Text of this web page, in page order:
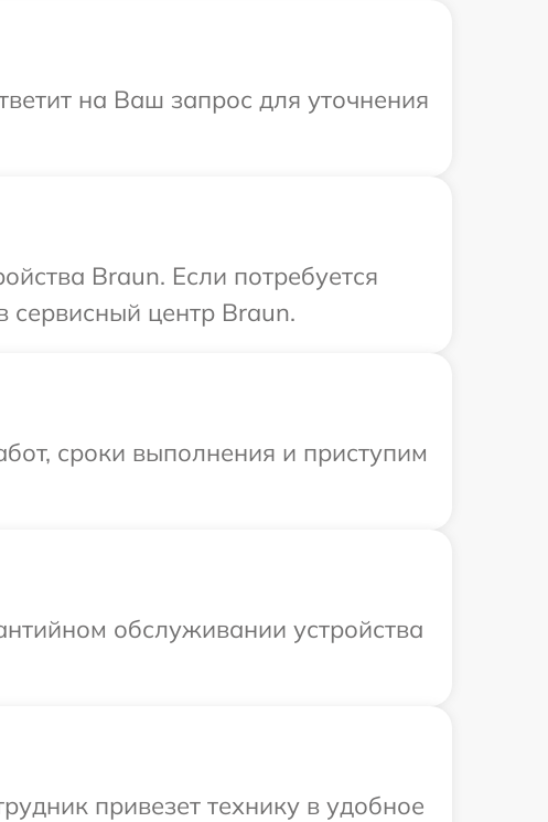
на Ваш запрос для уточнения
Braun. Если потребуется
сервисный центр Braun.
сроки выполнения и приступим
обслуживании устройства
привезет технику в удобное